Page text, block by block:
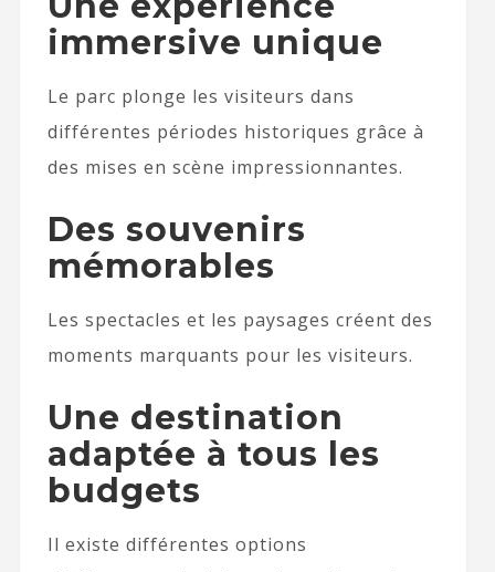
immersive unique
Le parc plonge les visiteurs dans
différentes périodes historiques grâce à
des mises en scène impressionnantes.
Des souvenirs
mémorables
Les spectacles et les paysages créent des
moments marquants pour les visiteurs.
Une destination
adaptée à tous les
budgets
Il existe différentes options